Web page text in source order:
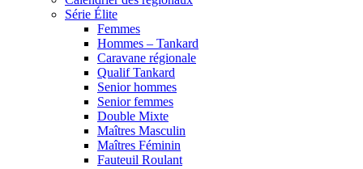
Série Élite
Femmes
Hommes – Tankard
Caravane régionale
Qualif Tankard
Senior hommes
Senior femmes
Double Mixte
Maîtres Masculin
Maîtres Féminin
Fauteuil Roulant